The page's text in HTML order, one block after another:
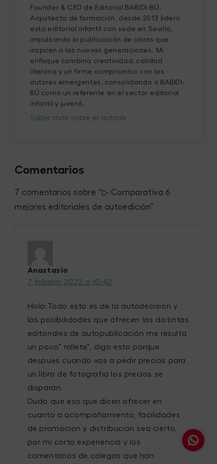
Founder & CEO de Editorial BABIDI-BÚ.
Arquitecta de formación, desde 2013 lidero
esta editorial infantil con sede en Sevilla,
impulsando la publicación de obras que
inspiren a las nuevas generaciones. Mi
enfoque combina creatividad, calidad
literaria y un firme compromiso con los
autores emergentes, consolidando a BABIDI-
BÚ como un referente en el sector editorial
infantil y juvenil.
Saber más sobre el autor/a
Comentarios
7 comentarios sobre “▷ Comparativa 6
mejores editoriales de autoedición”
Anastasio
7 febrero 2022 a 10:42
Hola:Todo esto es de la autodecisión y
las posibilidades que ofrecen las distintas
editoriales de autopublicación me resulta
un poco” rollete”, digo esto porque
despues cuando vas a pedir precios para
un libro de fotografia los precios se
disparan.
Dudo que eso que dicen ofrecer en
cuanto a acompañamiento, facilidades
de promocion y distribucion sea cierto,
por mi corta experiencia y los
comentarios de colegas que han